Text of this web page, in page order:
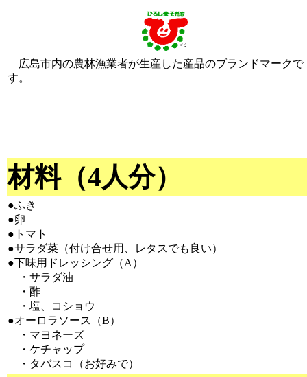
広島市内の農林漁業者が生産した産品のブランドマークで
す。
材料（4人分）
●ふき
●卵
●トマト
●サラダ菜（付け合せ用、レタスでも良い）
●下味用ドレッシング（A）
・サラダ油
・酢
・塩、コショウ
●オーロラソース（B）
・マヨネーズ
・ケチャップ
・タバスコ（お好みで）